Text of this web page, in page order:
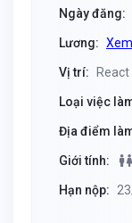
Ngày đăng:
Lương:
Vị trí:
Loại việc
Địa điểm
Giới tính:
Hạn nộp: